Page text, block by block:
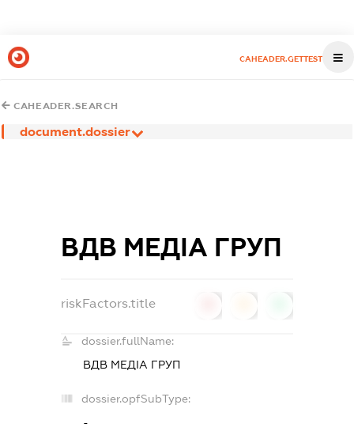
CAHEADER.GETTEST
CAHEADER.SEARCH
document.dossier
ВДВ МЕДІА ГРУП
riskFactors.title
dossier.fullName:
ВДВ МЕДІА ГРУП
dossier.opfSubType:
-